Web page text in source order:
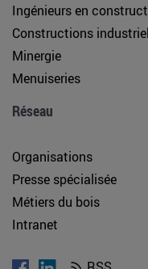
Ingénieurs en
Constructions
Minergie
Menuiseries
Réseau
Organisations
Presse spécialisée
Métiers du bois
Intranet